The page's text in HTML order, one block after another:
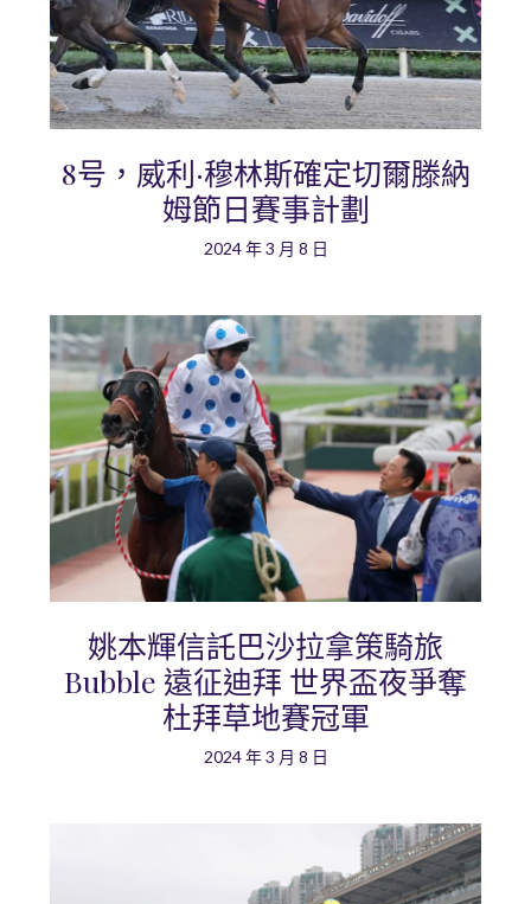
8号，威利·穆林斯確定切爾滕納
姆節日賽事計劃
2024 年 3 月 8 日
姚本輝信託巴沙拉拿策騎旅
Bubble 遠征迪拜 世界盃夜爭奪
杜拜草地賽冠軍
2024 年 3 月 8 日